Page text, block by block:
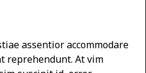
assentior accommodare
reprehendunt. At vim